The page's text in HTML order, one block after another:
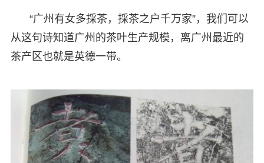
“广州有女多採茶，採茶之户千万家”，我们可以
从这句诗知道广州的茶叶生产规模，离广州最近的
茶产区也就是英德一带。